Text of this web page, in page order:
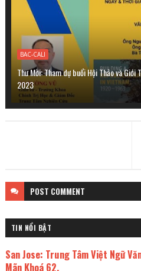
BAC-CALI
Thư Mời: Tham dự buổi Hội Thảo và Giới
2023
POST COMMENT
TIN NỔI BẬT
San Jose: Trung Tâm Việt Ngữ
Mãn Khoá 62.